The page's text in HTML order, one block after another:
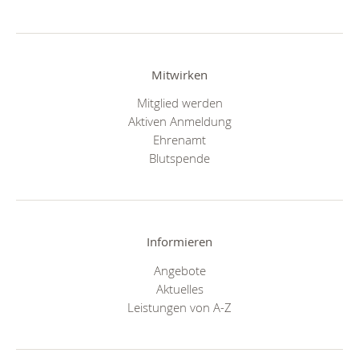
Mitwirken
Mitglied werden
Aktiven Anmeldung
Ehrenamt
Blutspende
Informieren
Angebote
Aktuelles
Leistungen von A-Z